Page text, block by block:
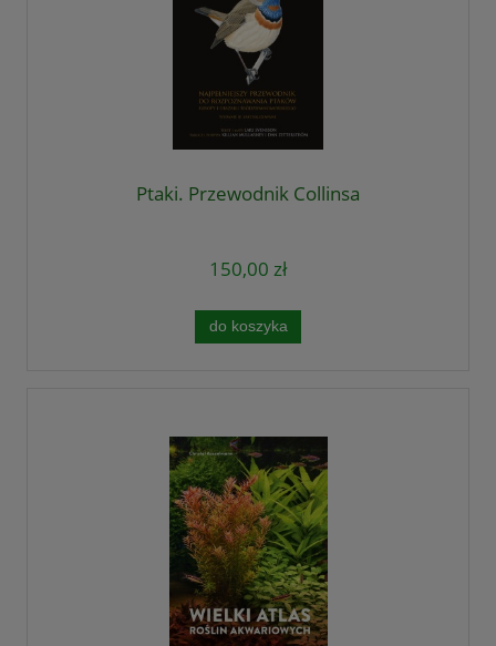
Ptaki. Przewodnik Collinsa
150,00 zł
do koszyka